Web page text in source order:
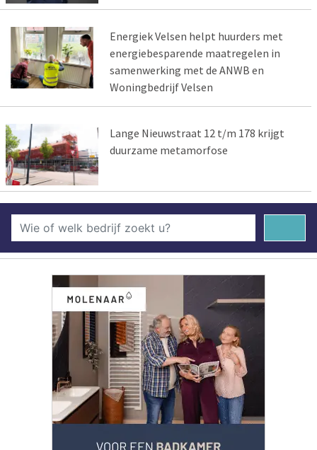
Energiek Velsen helpt huurders met
energiebesparende maatregelen in
samenwerking met de ANWB en
Woningbedrijf Velsen
Lange Nieuwstraat 12 t/m 178 krijgt
duurzame metamorfose